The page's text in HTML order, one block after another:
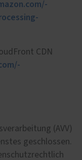
CDN
(AVV)
geschlossen.